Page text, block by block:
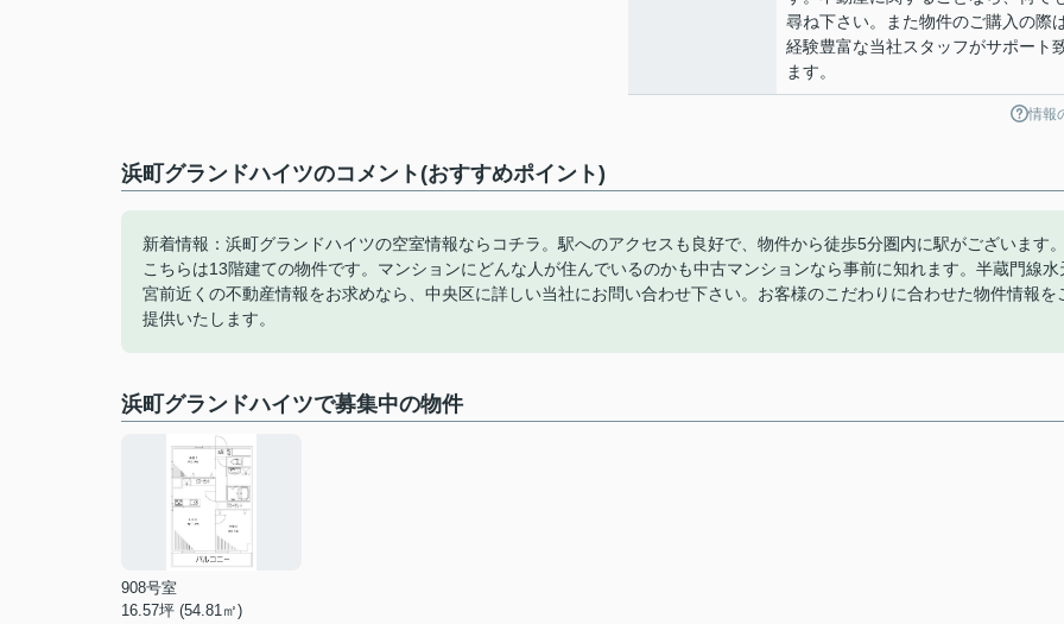
尋ね下さい。また物件のご購入の際
経験豊富な当社スタッフがサポート
ます。
情報
浜町グランドハイツのコメント(おすすめポイント)
新着情報：浜町グランドハイツの空室情報ならコチラ。駅へのアクセスも良好で、物件から徒歩5分圏内に駅がございます
こちらは13階建ての物件です。マンションにどんな人が住んでいるのかも中古マンションなら事前に知れます。半蔵門線水
宮前近くの不動産情報をお求めなら、中央区に詳しい当社にお問い合わせ下さい。お客様のこだわりに合わせた物件情報を
提供いたします。
浜町グランドハイツで募集中の物件
908号室
16.57坪 (54.81㎡)